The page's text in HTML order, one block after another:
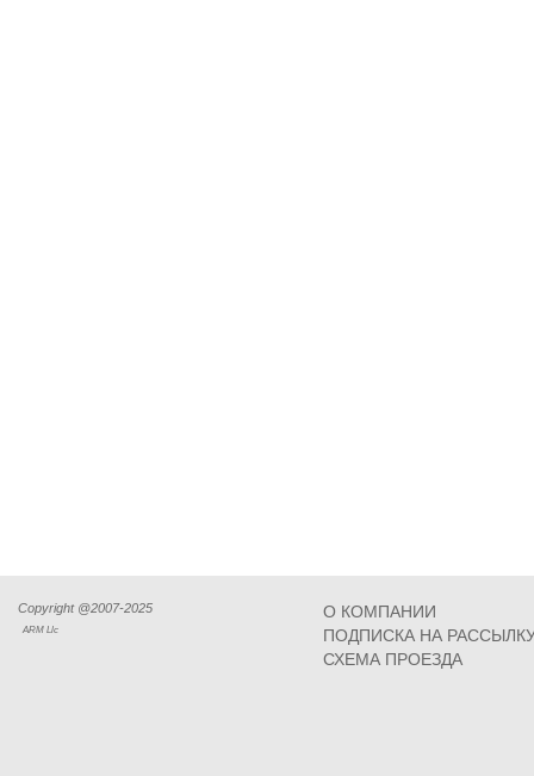
Copyright @2007-2025
ARM Llc
О КОМПАНИИ
ПОДПИСКА НА
СХЕМА ПРОЕЗДА